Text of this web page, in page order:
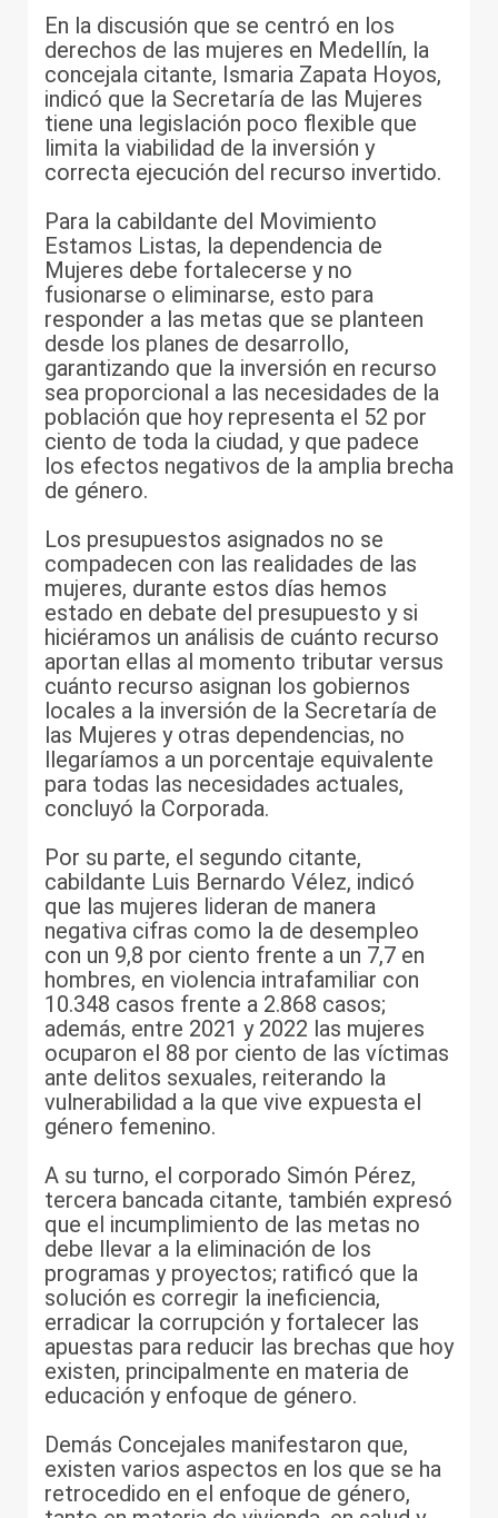
En la discusión que se centró en los
derechos de las mujeres en Medellín, la
concejala citante, Ismaria Zapata Hoyos,
indicó que la Secretaría de las Mujeres
tiene una legislación poco flexible que
limita la viabilidad de la inversión y
correcta ejecución del recurso invertido.
Para la cabildante del Movimiento
Estamos Listas, la dependencia de
Mujeres debe fortalecerse y no
fusionarse o eliminarse, esto para
responder a las metas que se planteen
desde los planes de desarrollo,
garantizando que la inversión en recurso
sea proporcional a las necesidades de la
población que hoy representa el 52 por
ciento de toda la ciudad, y que padece
los efectos negativos de la amplia brecha
de género.
Los presupuestos asignados no se
compadecen con las realidades de las
mujeres, durante estos días hemos
estado en debate del presupuesto y si
hiciéramos un análisis de cuánto recurso
aportan ellas al momento tributar versus
cuánto recurso asignan los gobiernos
locales a la inversión de la Secretaría de
las Mujeres y otras dependencias, no
llegaríamos a un porcentaje equivalente
para todas las necesidades actuales,
concluyó la Corporada.
Por su parte, el segundo citante,
cabildante Luis Bernardo Vélez, indicó
que las mujeres lideran de manera
negativa cifras como la de desempleo
con un 9,8 por ciento frente a un 7,7 en
hombres, en violencia intrafamiliar con
10.348 casos frente a 2.868 casos;
además, entre 2021 y 2022 las mujeres
ocuparon el 88 por ciento de las víctimas
ante delitos sexuales, reiterando la
vulnerabilidad a la que vive expuesta el
género femenino.
A su turno, el corporado Simón Pérez,
tercera bancada citante, también expresó
que el incumplimiento de las metas no
debe llevar a la eliminación de los
programas y proyectos; ratificó que la
solución es corregir la ineficiencia,
erradicar la corrupción y fortalecer las
apuestas para reducir las brechas que hoy
existen, principalmente en materia de
educación y enfoque de género.
Demás Concejales manifestaron que,
existen varios aspectos en los que se ha
retrocedido en el enfoque de género,